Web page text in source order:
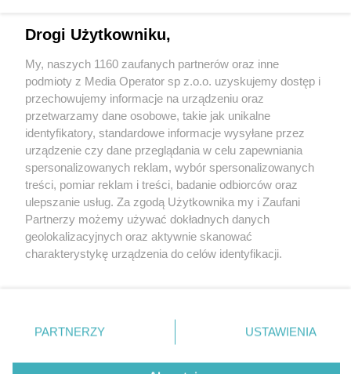
Wydawca mediów
Nie zapomnij
zapoznać się z:
polityką prywatności regulamin korzystania z portali
Twojemiasto
Piekary Śląskie
Chorzów
Tarnowskie Góry
Ruda Śląska
Świętochłowice
Zagłębie
Skontaktuj sięz nami
Kontakt
Wydawca
Redakcja
Newsletter
Reklama
Drogi Użytkowniku,
My, naszych 1160 zaufanych partnerów oraz inne
podmioty z Media Operator sp z.o.o. uzyskujemy dostęp i
przechowujemy informacje na urządzeniu oraz
przetwarzamy dane osobowe, takie jak unikalne
identyfikatory, standardowe informacje wysyłane przez
urządzenie czy dane przeglądania w celu zapewniania
spersonalizowanych reklam, wybór spersonalizowanych
treści, pomiar reklam i treści, badanie odbiorców oraz
ulepszanie usług. Za zgodą Użytkownika my i Zaufani
Partnerzy możemy używać dokładnych danych
geolokalizacyjnych oraz aktywnie skanować
charakterystykę urządzenia do celów identyfikacji.
zmienić/wycofać klikając przycisk ustawień prywatności
znajdujący się w lewym dolnym rogu strony
rodzaje przetwarzania danych nie wymagają zgody
PARTNERZY USTAWIENIA